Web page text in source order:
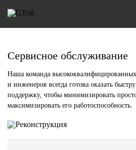
Сервисное обслуживание
Наша команда
и инженеров всегда готова оказать
поддержку, чтобы минимизировать
максимизировать его работоспособность.